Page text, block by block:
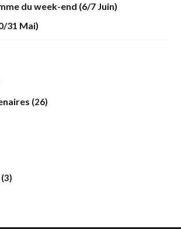
du week-end (6/7 Juin)
31 Mai)
(26)
(3)